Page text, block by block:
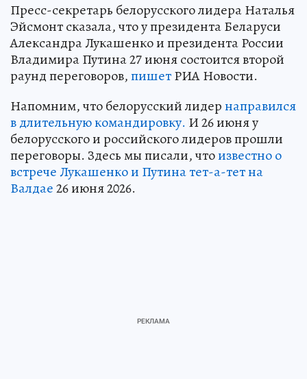
Пресс-секретарь белорусского лидера Наталья
Эйсмонт сказала, что у президента Беларуси
Александра Лукашенко и президента России
Владимира Путина 27 июня состоится второй
раунд переговоров,пишетРИА Новости.
Напомним, что белорусский лидернаправился
в длительную командировку. И 26 июня у
белорусского и российского лидеров прошли
переговоры. Здесь мы писали, чтоизвестно о
встрече Лукашенко и Путина тет-а-тет на
Валдае26 июня 2026.